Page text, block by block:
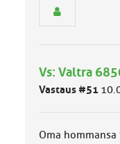
m
ä
k
Vs: Valtra
Vastaus #51
Oma